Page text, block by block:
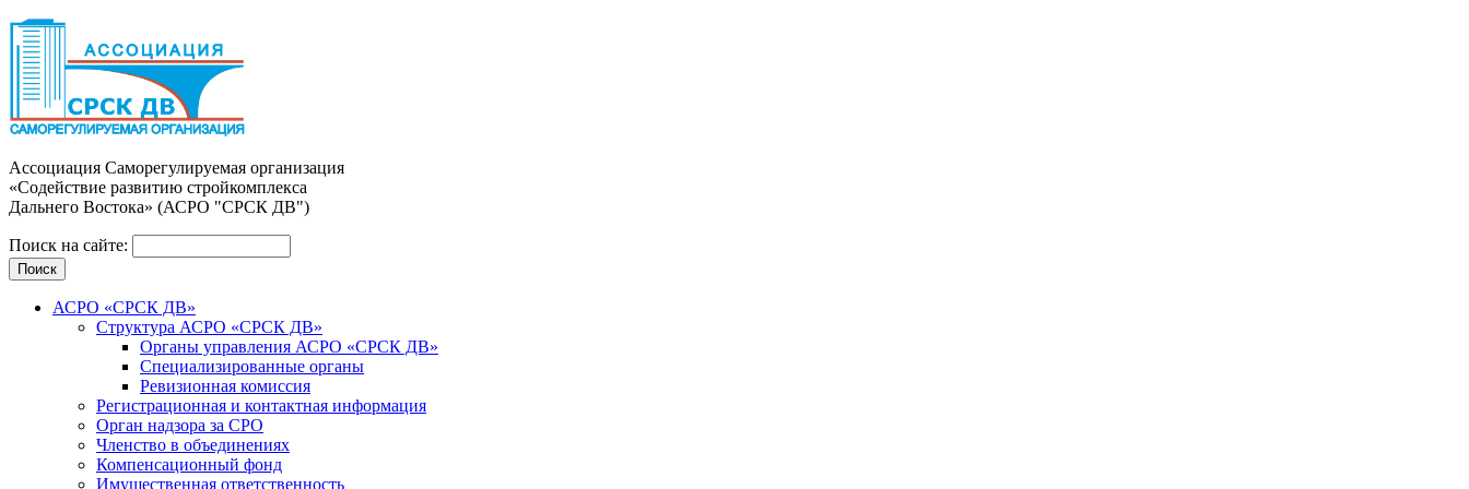
Ассоциация Cаморегулируемая организация
«Содействие развитию стройкомплекса
Дальнего Востока» (АСРО "СРСК ДВ")
Поиск на сайте:
АСРО «СРСК ДВ»
Структура АСРО «СРСК ДВ»
Органы управления АСРО «СРСК ДВ»
Специализированные органы
Ревизионная комиссия
Регистрационная и контактная информация
Орган надзора за СРО
Членство в объединениях
Компенсационный фонд
Имущественная ответственность